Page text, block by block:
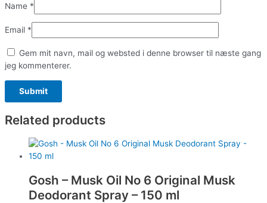
Name *
Email *
Gem mit navn, mail og websted i denne browser til næste gang
jeg kommenterer.
Related products
Gosh – Musk Oil No 6 Original Musk
Deodorant Spray – 150 ml